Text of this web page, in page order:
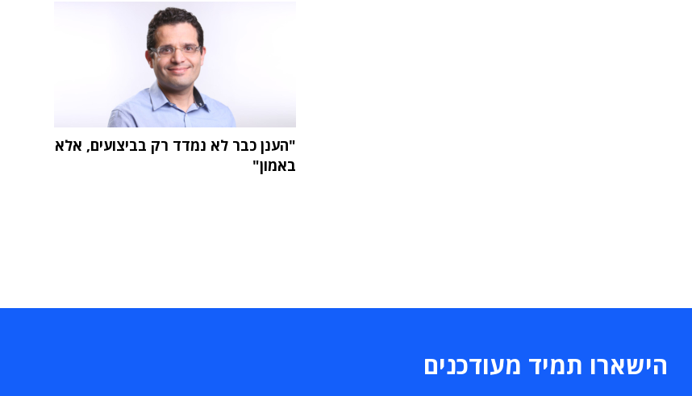
"הענן כבר לא נמדד רק בביצועים, אלא
באמון"
הישארו תמיד מעודכנים